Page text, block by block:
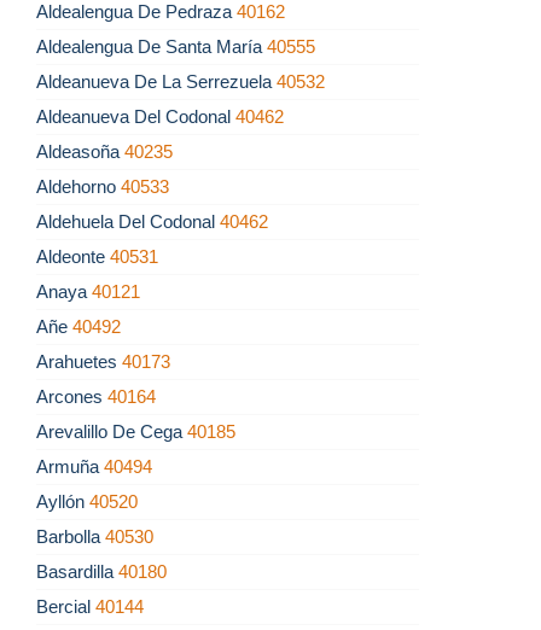
Aldealengua De Pedraza 40162
Aldealengua De Santa María 40555
Aldeanueva De La Serrezuela 40532
Aldeanueva Del Codonal 40462
Aldeasoña 40235
Aldehorno 40533
Aldehuela Del Codonal 40462
Aldeonte 40531
Anaya 40121
Añe 40492
Arahuetes 40173
Arcones 40164
Arevalillo De Cega 40185
Armuña 40494
Ayllón 40520
Barbolla 40530
Basardilla 40180
Bercial 40144